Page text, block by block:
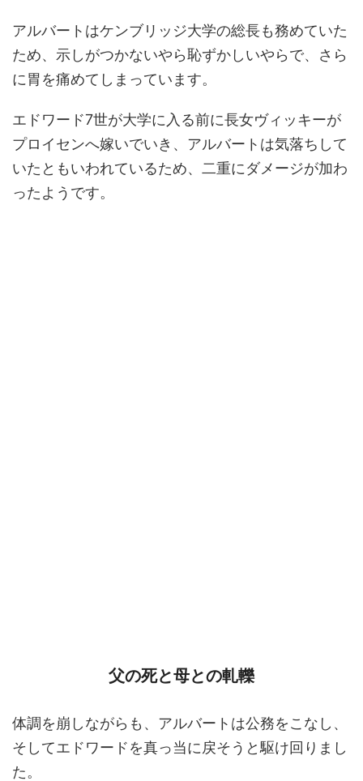
アルバートはケンブリッジ大学の総長も務めていた
ため、示しがつかないやら恥ずかしいやらで、さら
に胃を痛めてしまっています。
エドワード7世が大学に入る前に長女ヴィッキーが
プロイセンへ嫁いでいき、アルバートは気落ちして
いたともいわれているため、二重にダメージが加わ
ったようです。
父の死と母との軋轢
体調を崩しながらも、アルバートは公務をこなし、
そしてエドワードを真っ当に戻そうと駆け回りまし
た。